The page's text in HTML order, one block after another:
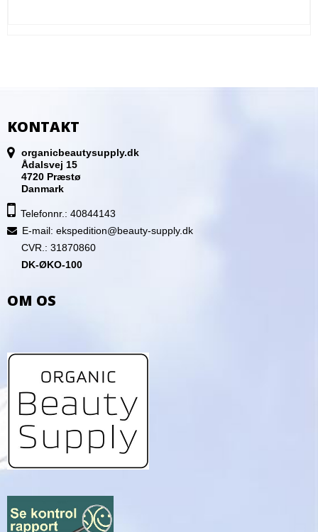
KONTAKT
organicbeautysupply.dk
Ådalsvej 15
4720 Præstø
Danmark
Telefonnr.: 40844143
E-mail: ekspedition@beauty-supply.dk
CVR.: 31870860
DK-ØKO-100
OM OS